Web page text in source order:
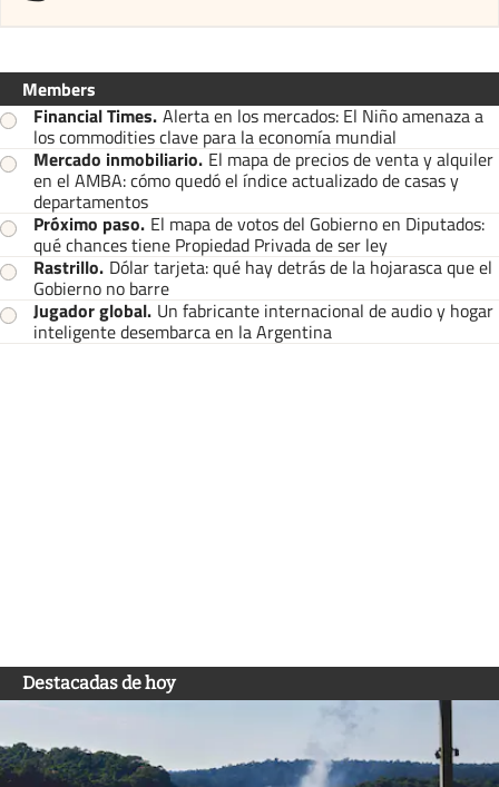
Members
Financial Times. Alerta en los mercados: El Niño amenaza a
los commodities clave para la economía mundial
Mercado inmobiliario. El mapa de precios de venta y alquiler
en el AMBA: cómo quedó el índice actualizado de casas y
departamentos
Próximo paso. El mapa de votos del Gobierno en Diputados:
qué chances tiene Propiedad Privada de ser ley
Rastrillo. Dólar tarjeta: qué hay detrás de la hojarasca que el
Gobierno no barre
Jugador global. Un fabricante internacional de audio y hogar
inteligente desembarca en la Argentina
Destacadas de hoy